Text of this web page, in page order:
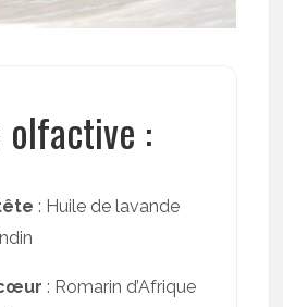
olfactive :
: Huile de lavande
: Romarin d’Afrique